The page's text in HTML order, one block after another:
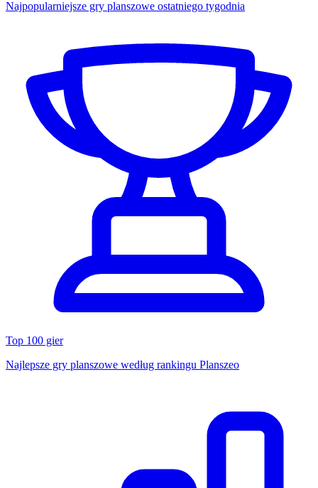
Najpopularniejsze gry planszowe ostatniego tygodnia
Top 100 gier
Najlepsze gry planszowe według rankingu Planszeo